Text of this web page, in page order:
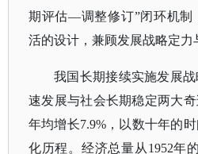
期评估—调整修订”闭环机制
活的设计，兼顾发展战略定力
我国长期接续实施发展
速发展与社会长期稳定两大奇
年均增长7.9%，以数十年的
化历程。经济总量从1952年